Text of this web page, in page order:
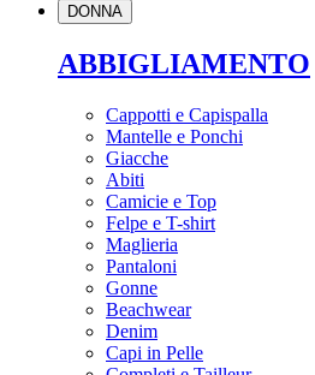
DONNA
ABBIGLIAMENTO
Cappotti e Capispalla
Mantelle e Ponchi
Giacche
Abiti
Camicie e Top
Felpe e T-shirt
Maglieria
Pantaloni
Gonne
Beachwear
Denim
Capi in Pelle